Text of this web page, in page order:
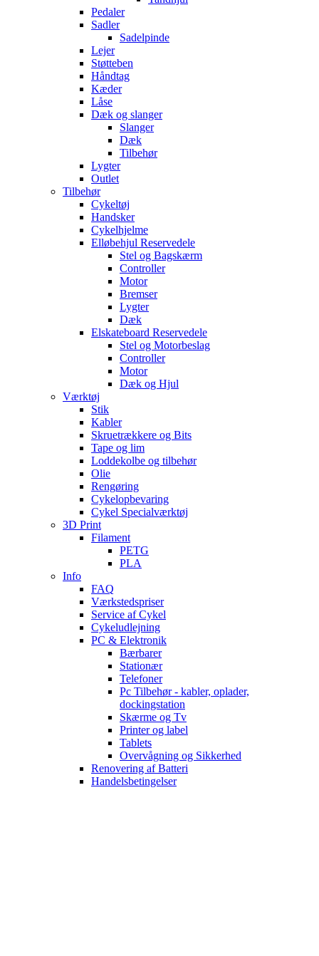
Pedaler
Sadler
Sadelpinde
Lejer
Støtteben
Håndtag
Kæder
Låse
Dæk og slanger
Slanger
Dæk
Tilbehør
Lygter
Outlet
Tilbehør
Cykeltøj
Handsker
Cykelhjelme
Elløbehjul Reservedele
Stel og Bagskærm
Controller
Motor
Bremser
Lygter
Dæk
Elskateboard Reservedele
Stel og Motorbeslag
Controller
Motor
Dæk og Hjul
Værktøj
Stik
Kabler
Skruetrækkere og Bits
Tape og lim
Loddekolbe og tilbehør
Olie
Rengøring
Cykelopbevaring
Cykel Specialværktøj
3D Print
Filament
PETG
PLA
Info
FAQ
Værkstedspriser
Service af Cykel
Cykeludlejning
PC & Elektronik
Bærbarer
Stationær
Telefoner
Pc Tilbehør - kabler, oplader,
dockingstation
Skærme og Tv
Printer og label
Tablets
Overvågning og Sikkerhed
Renovering af Batteri
Handelsbetingelser